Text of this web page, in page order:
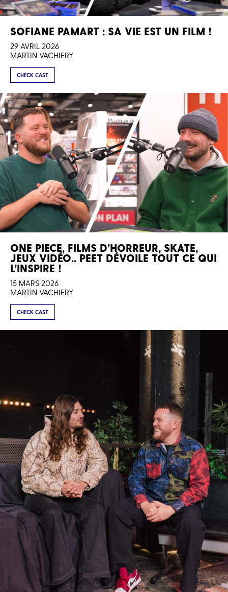
SOFIANE PAMART : SA VIE EST UN FILM !
29 AVRIL 2026
MARTIN VACHIERY
CHECK CAST
ONE PIECE, FILMS D’HORREUR, SKATE,
JEUX VIDÉO.. PEET DÉVOILE TOUT CE QUI
L’INSPIRE !
15 MARS 2026
MARTIN VACHIERY
CHECK CAST